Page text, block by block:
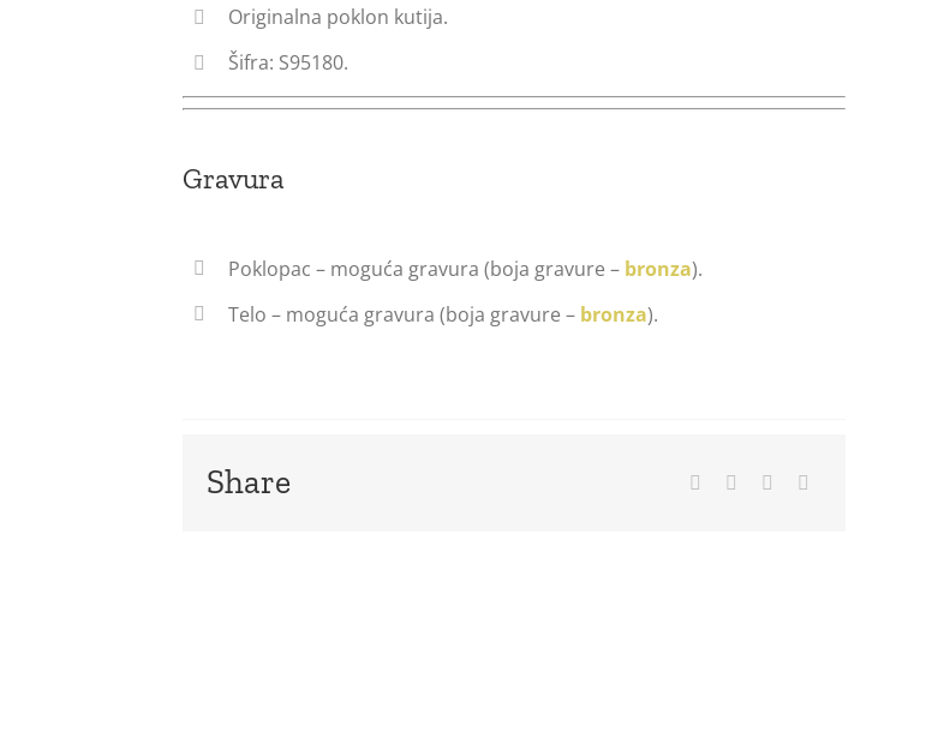
Originalna poklon kutija.
Šifra: S95180.
Gravura
Poklopac – moguća gravura (boja gravure – bronza).
Telo – moguća gravura (boja gravure – bronza).
Share